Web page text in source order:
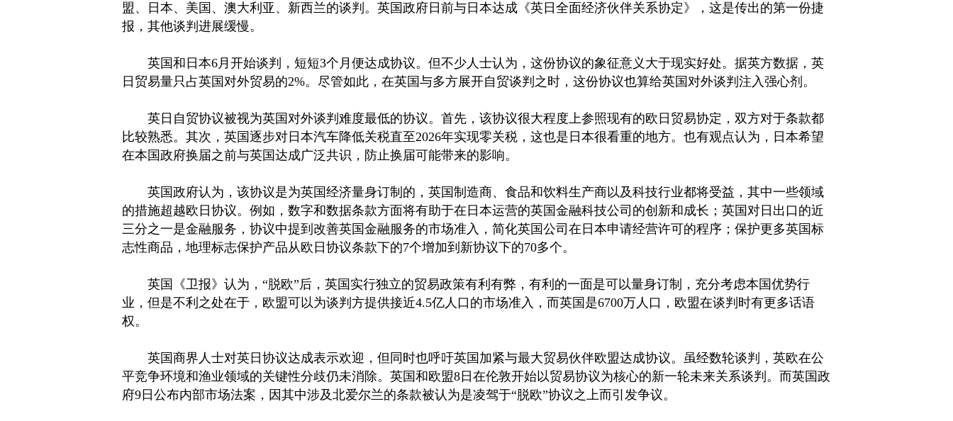
盟、日本、美国、澳大利亚、新西兰的谈判。英国政府日前与日本达成《英日全面经济伙伴关系协定》，这是传出的第一份捷
报，其他谈判进展缓慢。
英国和日本6月开始谈判，短短3个月便达成协议。但不少人士认为，这份协议的象征意义大于现实好处。据英方数据，英
日贸易量只占英国对外贸易的2%。尽管如此，在英国与多方展开自贸谈判之时，这份协议也算给英国对外谈判注入强心剂。
英日自贸协议被视为英国对外谈判难度最低的协议。首先，该协议很大程度上参照现有的欧日贸易协定，双方对于条款都
比较熟悉。其次，英国逐步对日本汽车降低关税直至2026年实现零关税，这也是日本很看重的地方。也有观点认为，日本希望
在本国政府换届之前与英国达成广泛共识，防止换届可能带来的影响。
英国政府认为，该协议是为英国经济量身订制的，英国制造商、食品和饮料生产商以及科技行业都将受益，其中一些领域
的措施超越欧日协议。例如，数字和数据条款方面将有助于在日本运营的英国金融科技公司的创新和成长；英国对日出口的近
三分之一是金融服务，协议中提到改善英国金融服务的市场准入，简化英国公司在日本申请经营许可的程序；保护更多英国标
志性商品，地理标志保护产品从欧日协议条款下的7个增加到新协议下的70多个。
英国《卫报》认为，“脱欧”后，英国实行独立的贸易政策有利有弊，有利的一面是可以量身订制，充分考虑本国优势行
业，但是不利之处在于，欧盟可以为谈判方提供接近4.5亿人口的市场准入，而英国是6700万人口，欧盟在谈判时有更多话语
权。
英国商界人士对英日协议达成表示欢迎，但同时也呼吁英国加紧与最大贸易伙伴欧盟达成协议。虽经数轮谈判，英欧在公
平竞争环境和渔业领域的关键性分歧仍未消除。英国和欧盟8日在伦敦开始以贸易协议为核心的新一轮未来关系谈判。而英国政
府9日公布内部市场法案，因其中涉及北爱尔兰的条款被认为是凌驾于“脱欧”协议之上而引发争议。